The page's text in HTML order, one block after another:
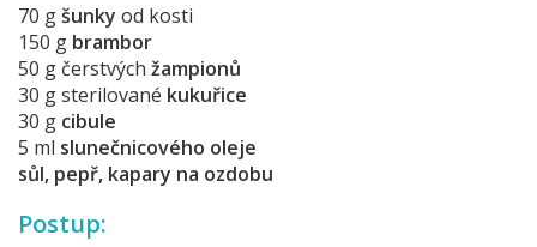
70 gšunky od kosti
150 g brambor
50 g čerstvých žampionů
30 g sterilované kukuřice
30 g cibule
5 ml slunečnicového oleje
sůl, pepř, kapary na ozdobu
Postup: